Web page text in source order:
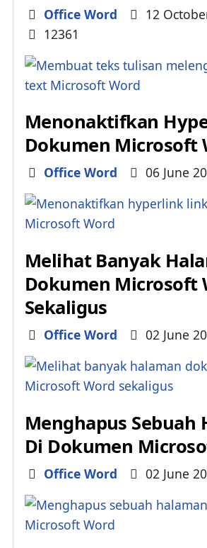
Details
Office Word
12
12361
Menonaktifkan
Dokumen Microsoft
Details
Office Word 06 June
Melihat Banyak
Dokumen Microsoft
Sekaligus
Details
Office Word 02 June
Menghapus Sebuah
Di Dokumen
Details
Office Word 02 June